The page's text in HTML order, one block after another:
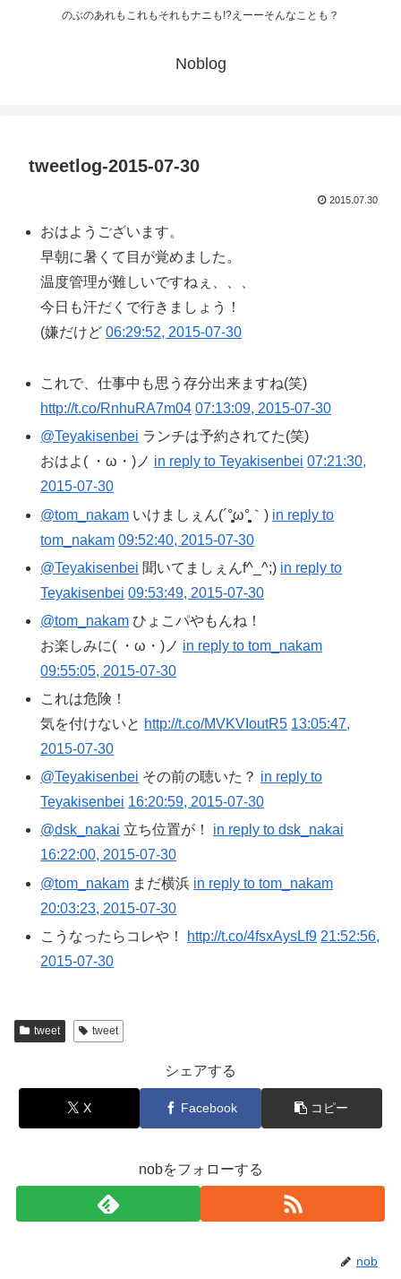
のぶのあれもこれもそれもナニも!?えーーそんなことも？
Noblog
tweetlog-2015-07-30
2015.07.30
おはようございます。
早朝に暑くて目が覚めました。
温度管理が難しいですねぇ、、、
今日も汗だくで行きましょう！
(嫌だけど06:29:52, 2015-07-30
これで、仕事中も思う存分出来ますね(笑)
http://t.co/RnhuRA7m04 07:13:09, 2015-07-30
@Teyakisenbei ランチは予約されてた(笑)
おはよ( ・ω・)ノ in reply to Teyakisenbei 07:21:30,
2015-07-30
@tom_nakam いけましぇん(´°̥̥̥̥̥̥̥̥ω°̥̥̥̥̥̥̥̥｀) in reply to
tom_nakam 09:52:40, 2015-07-30
@Teyakisenbei 聞いてましぇんf^_^;) in reply to
Teyakisenbei 09:53:49, 2015-07-30
@tom_nakam ひょこパやもんね！
お楽しみに( ・ω・)ノ in reply to tom_nakam
09:55:05, 2015-07-30
これは危険！
気を付けないと http://t.co/MVKVIoutR5 13:05:47,
2015-07-30
@Teyakisenbei その前の聴いた？ in reply to
Teyakisenbei 16:20:59, 2015-07-30
@dsk_nakai 立ち位置が！ in reply to dsk_nakai
16:22:00, 2015-07-30
@tom_nakam まだ横浜 in reply to tom_nakam
20:03:23, 2015-07-30
こうなったらコレや！
http://t.co/4fsxAysLf9 21:52:56,
2015-07-30
tweet tweet
シェアする
X Facebook コピー
nobをフォローする
nob